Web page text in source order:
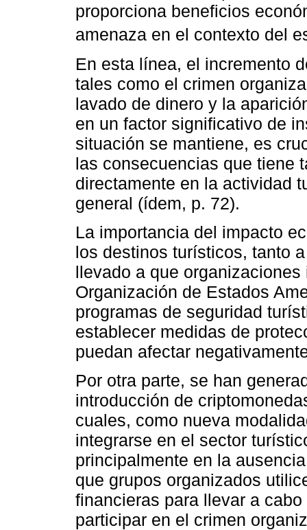
proporciona beneficios
amenaza en el contexto del
En esta línea, el incremento
tales como el crimen
lavado de dinero y la
en un factor significativo de
situación se mantiene, es
las consecuencias que tiene
directamente en la actividad
general (ídem, p. 72).
La importancia del impacto
los destinos turísticos, tanto
llevado a que
Organización de Estados
programas de seguridad
establecer medidas de
puedan afectar
Por otra parte, se han
introducción de
cuales, como nueva
integrarse en el sector
principalmente en la
que grupos organizados
financieras para llevar a
participar en el crimen